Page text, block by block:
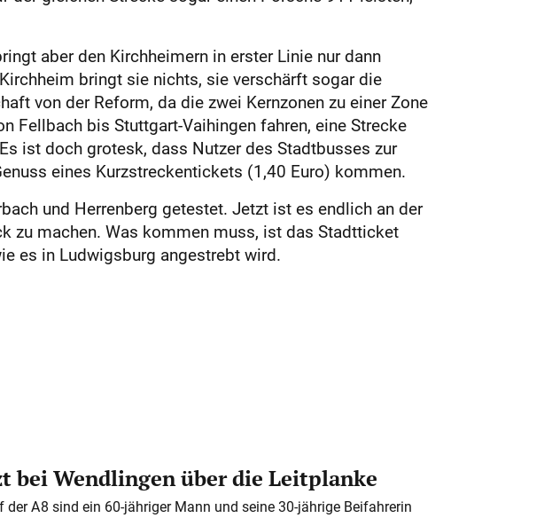
aber den Kirchheimern in erster Linie nur dann
bringt sie nichts, sie verschärft sogar die
von der Reform, da die zwei Kernzonen zu einer Zone
Fellbach bis Stuttgart-Vaihingen fahren, eine Strecke
ist doch grotesk, dass Nutzer des Stadtbusses zur
eines Kurzstreckentickets (1,40 Euro) kommen.
und Herrenberg getestet. Jetzt ist es endlich an der
zu machen. Was kommen muss, ist das Stadtticket
es in Ludwigsburg angestrebt wird.
bei Wendlingen über die Leitplanke
der A 8 sind ein 60-jähriger Mann und seine 30-jährige Beifahrerin